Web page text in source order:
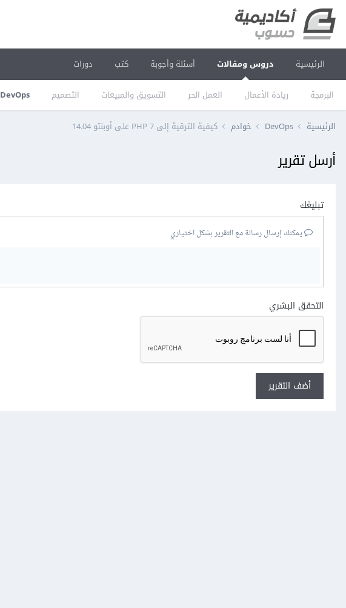
الرئيسية دروس ومقالات
البرمجة ريادة الأعمال العمل الحر التسويق والمبيعات التصميم DevOps
أسئلة وأجوبة كتب دورات
الرئيسية DevOps خوادم كيفية الترقية إلى PHP 7 على أوبنتو 14.04
أرسل تقرير
تبليغك
يمكنك إرسال رسالة مع التقرير بشكل اختياري
التحقق البشري
أضف التقرير